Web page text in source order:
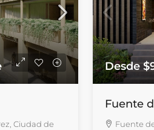
Ciudad de
Desde
Fuente
Fuente